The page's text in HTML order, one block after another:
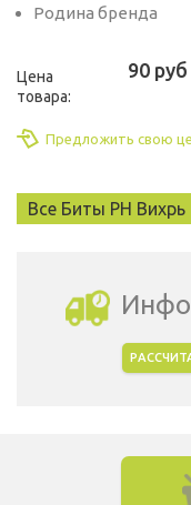
Родина бренда
Цена
товара:
90 руб
Предложить свою
Все Биты PH Вихрь